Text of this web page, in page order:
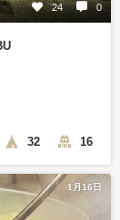
24 0
32 16
1月16日